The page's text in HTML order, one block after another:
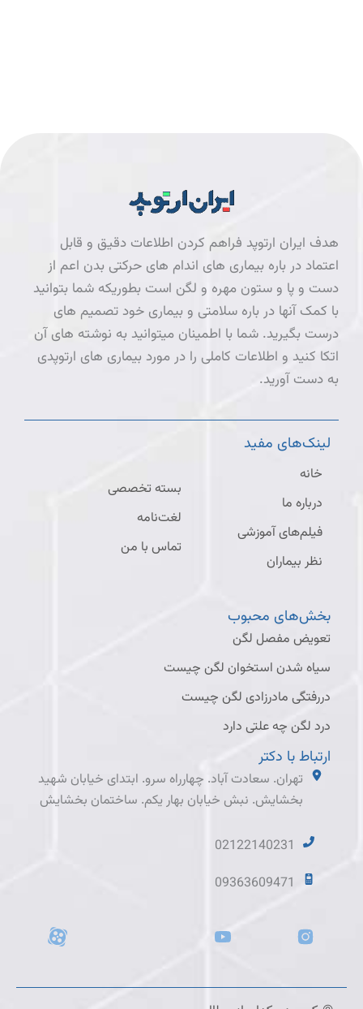
هدف ایران ارتوپد فراهم کردن اطلاعات دقیق و قابل
اعتماد در باره بیماری های اندام های حرکتی بدن اعم از
دست و پا و ستون مهره و لگن است بطوریکه شما بتوانید
با کمک آنها در باره سلامتی و بیماری خود تصمیم های
درست بگیرید. شما با اطمینان میتوانید به نوشته های آن
اتکا کنید و اطلاعات کاملی را در مورد بیماری های ارتوپدی
به دست آورید.
لینک‌های مفید
خانه
درباره ما
فیلم‌های آموزشی
نظر بیماران
بسته تخصصی
لغت‌نامه
تماس با من
بخش‌های محبوب
تعویض مفصل لگن
سیاه شدن استخوان لگن چیست
دررفتگی مادرزادی لگن چیست
درد لگن چه علتی دارد
ارتباط با دکتر
تهران. سعادت آباد. چهارراه سرو. ابتدای خیابان شهید
بخشایش. نبش خیابان بهار یکم. ساختمان بخشایش
02122140231
09363609471